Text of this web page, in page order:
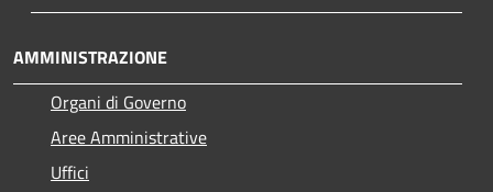
AMMINISTRAZIONE
Organi di Governo
Aree Amministrative
Uffici